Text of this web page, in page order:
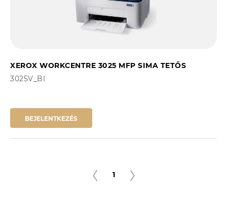
XEROX WORKCENTRE 3025 MFP SIMA TETŐS
3025V_BI
BEJELENTKEZÉS
1